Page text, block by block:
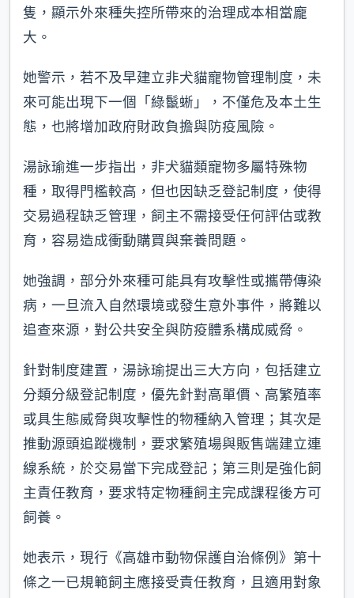
隻，顯示外來種失控所帶來的治理成本相當龐
大。
她警示，若不及早建立非犬貓寵物管理制度，未
來可能出現下一個「綠鬣蜥」，不僅危及本土生
態，也將增加政府財政負擔與防疫風險。
湯詠瑜進一步指出，非犬貓類寵物多屬特殊物
種，取得門檻較高，但也因缺乏登記制度，使得
交易過程缺乏管理，飼主不需接受任何評估或教
育，容易造成衝動購買與棄養問題。
她強調，部分外來種可能具有攻擊性或攜帶傳染
病，一旦流入自然環境或發生意外事件，將難以
追查來源，對公共安全與防疫體系構成威脅。
針對制度建置，湯詠瑜提出三大方向，包括建立
分類分級登記制度，優先針對高單價、高繁殖率
或具生態威脅與攻擊性的物種納入管理；其次是
推動源頭追蹤機制，要求繁殖場與販售端建立連
線系統，於交易當下完成登記；第三則是強化飼
主責任教育，要求特定物種飼主完成課程後方可
飼養。
她表示，現行《高雄市動物保護自治條例》第十
條之一已規範飼主應接受責任教育，且適用對象